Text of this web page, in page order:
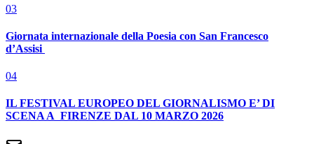
03
Giornata internazionale della Poesia con San Francesco
d’Assisi
04
IL FESTIVAL EUROPEO DEL GIORNALISMO E’ DI
SCENA A FIRENZE DAL 10 MARZO 2026